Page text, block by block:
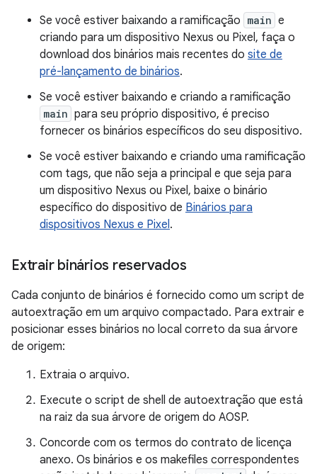
Se você estiver baixando a ramificação main e
criando para um dispositivo Nexus ou Pixel, faça o
download dos binários mais recentes do site de
pré-lançamento de binários.
Se você estiver baixando e criando a ramificação
main para seu próprio dispositivo, é preciso
fornecer os binários específicos do seu dispositivo.
Se você estiver baixando e criando uma ramificação
com tags, que não seja a principal e que seja para
um dispositivo Nexus ou Pixel, baixe o binário
específico do dispositivo de Binários para
dispositivos Nexus e Pixel.
Extrair binários reservados
Cada conjunto de binários é fornecido como um script de
autoextração em um arquivo compactado. Para extrair e
posicionar esses binários no local correto da sua árvore
de origem:
Extraia o arquivo.
Execute o script de shell de autoextração que está
na raiz da sua árvore de origem do AOSP.
Concorde com os termos do contrato de licença
anexo. Os binários e os makefiles correspondentes